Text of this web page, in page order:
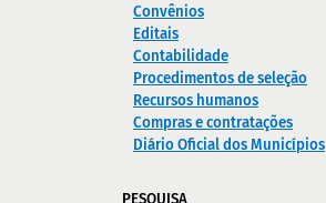
Convênios
Editais
Contabilidade
Procedimentos de seleção
Recursos humanos
Compras e contratações
Diário Oficial dos Municípios
PESQUISA